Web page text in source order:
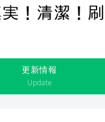
更新情報
Update